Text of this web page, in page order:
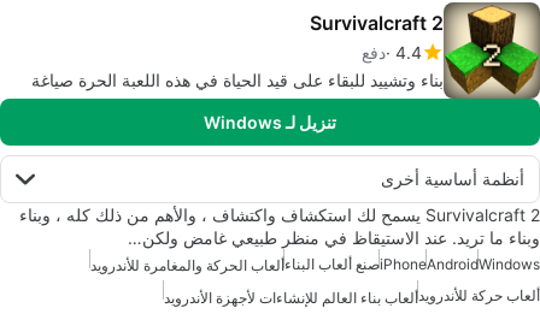
Survivalcraft 2
4.4 دفع
بناء وتشييد للبقاء على قيد الحياة في هذه اللعبة الحرة صياغة
تنزيل لـ Windows
أنظمة أساسية أخرى
Survivalcraft 2 يسمح لك استكشاف واكتشاف ، والأهم من ذلك كله ، وبناء
وبناء ما تريد. عند الاستيقاظ في منظر طبيعي غامض ولكن…
Windows
Android
iPhoneصنع ألعاب البناءألعاب الحركة والمغامرة للأندرويد
ألعاب حركة للأندرويدألعاب بناء العالم للإنشاءات لأجهزة الأندرويد